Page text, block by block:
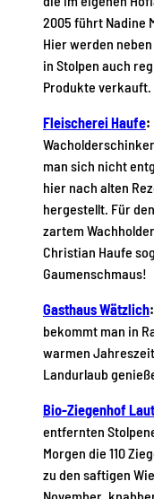
2005 führt Nadine
Hier werden
in Stolpen auch
Produkte verkauft.
Fleischerei Haufe:
man sich nicht
hier nach alten
hergestellt. Für
zartem
Christian Haufe
Gaumenschmaus!
Gasthaus Wätzlich:
bekommt man in
warmen
Landurlaub
Bio-Ziegenhof
entfernten
Morgen die 110
zu den saftigen